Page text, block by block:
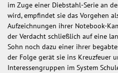
im Zuge einer Diebstahl-Serie an
wird, empfindet sie das Vorgehen
Aufzeichnungen ihrer Notebook-
der Verdacht schließlich auf eine
Sohn noch dazu einer ihrer
der Folge gerät sie ins Kreuzfeuer
Interessengruppen im System